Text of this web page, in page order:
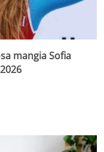
mangia Sofia